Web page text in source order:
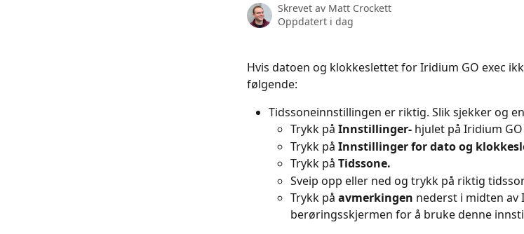
Skrevet av Matt Crockett
Oppdatert i dag
Hvis datoen og klokkeslettet for Iridium GO exec
følgende:
Tidssoneinnstillingen er riktig. Slik sjekker og
Trykk på Innstillinger- hjulet på Iridium
Trykk på Innstillinger for dato og
Trykk på Tidssone.
Sveip opp eller ned og trykk på riktig
Trykk på avmerkingen nederst i midten av
berøringsskjermen for å bruke denne